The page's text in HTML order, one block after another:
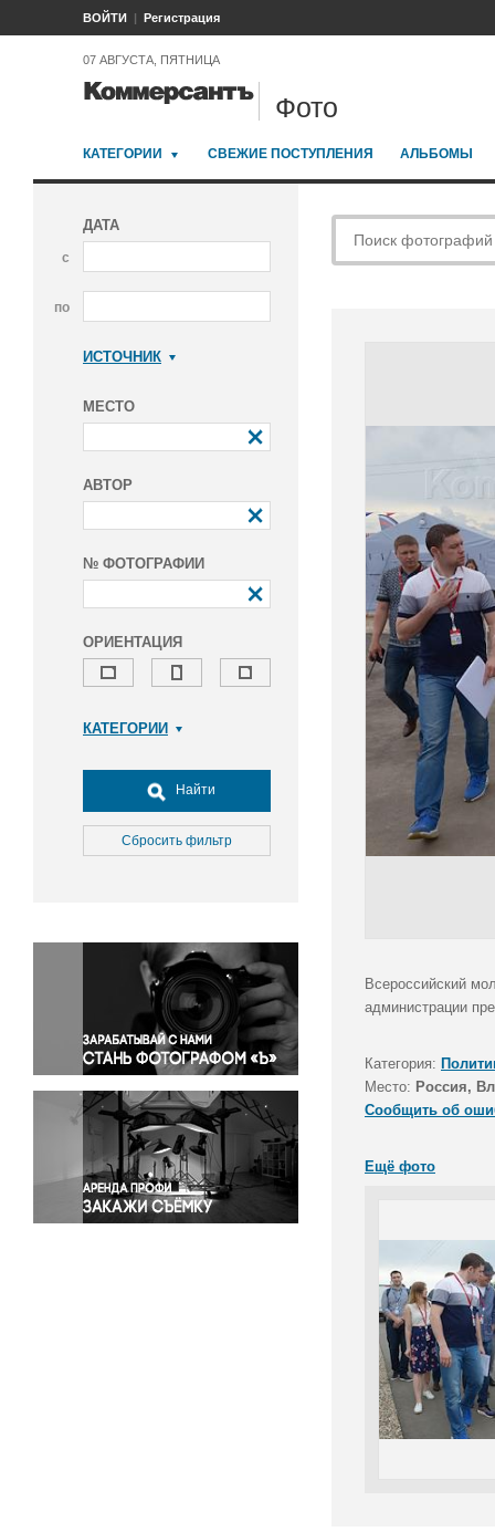
ВОЙТИ Регистрация
07 АВГУСТА, ПЯТНИЦА
Фото
КАТЕГОРИИ СВЕЖИЕ ПОСТУПЛЕНИЯ АЛЬБОМЫ
ДАТА
с
по
ИСТОЧНИК
МЕСТО
АВТОР
№ ФОТОГРАФИИ
ОРИЕНТАЦИЯ
КАТЕГОРИИ
Досуг, туризм и отдых
Культура
Медицина
Окружающая среда
Политика
Правосудие
Происшествия и конфликты
Религия
Светская жизнь
Спорт
Экология
Экономика и бизнес
Найти
Сбросить фильтр
Всероссийский
администрации
Категория:
Место: Россия,
Сообщить об
Ещё фото